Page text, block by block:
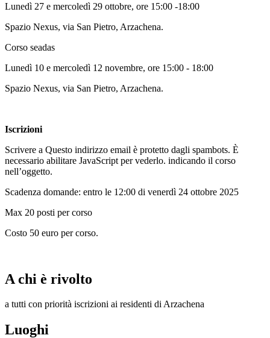
Lunedì 27 e mercoledì 29 ottobre, ore 15:00 -18:00
Spazio Nexus, via San Pietro, Arzachena.
Corso seadas
Lunedì 10 e mercoledì 12 novembre, ore 15:00 - 18:00
Spazio Nexus, via San Pietro, Arzachena.
Iscrizioni
Scrivere a Questo indirizzo email è protetto dagli spambots. È
necessario abilitare JavaScript per vederlo. indicando il corso
nell’oggetto.
Scadenza domande: entro le 12:00 di venerdì 24 ottobre 2025
Max 20 posti per corso
Costo 50 euro per corso.
A chi è rivolto
a tutti con priorità iscrizioni ai residenti di Arzachena
Luoghi